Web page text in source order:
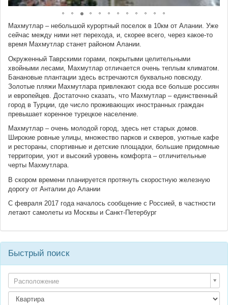
Махмутлар – небольшой курортный поселок в 10км от Алании. Уже
сейчас между ними нет перехода, и, скорее всего, через какое-то
время Махмутлар станет районом Алании.
Окруженный Таврскими горами, покрытыми целительными
хвойными лесами, Махмутлар отличается очень теплым климатом.
Банановые плантации здесь встречаются буквально повсюду.
Золотые пляжи Махмутлара привлекают сюда все больше россиян
и европейцев. Достаточно сказать, что Махмутлар – единственный
город в Турции, где число проживающих иностранных граждан
превышает коренное турецкое население.
Махмутлар – очень молодой город, здесь нет старых домов.
Широкие ровные улицы, множество парков и скверов, уютные кафе
и рестораны, спортивные и детские площадки, большие придомные
территории, уют и высокий уровень комфорта – отличительные
черты Махмутлара.
В скором времени планируется протянуть скоростную железную
дорогу от Анталии до Алании
С февраля 2017 года началось сообщение с Россией, в частности
летают самолеты из Москвы и Санкт-Петербург
Быстрый поиск
Расположение